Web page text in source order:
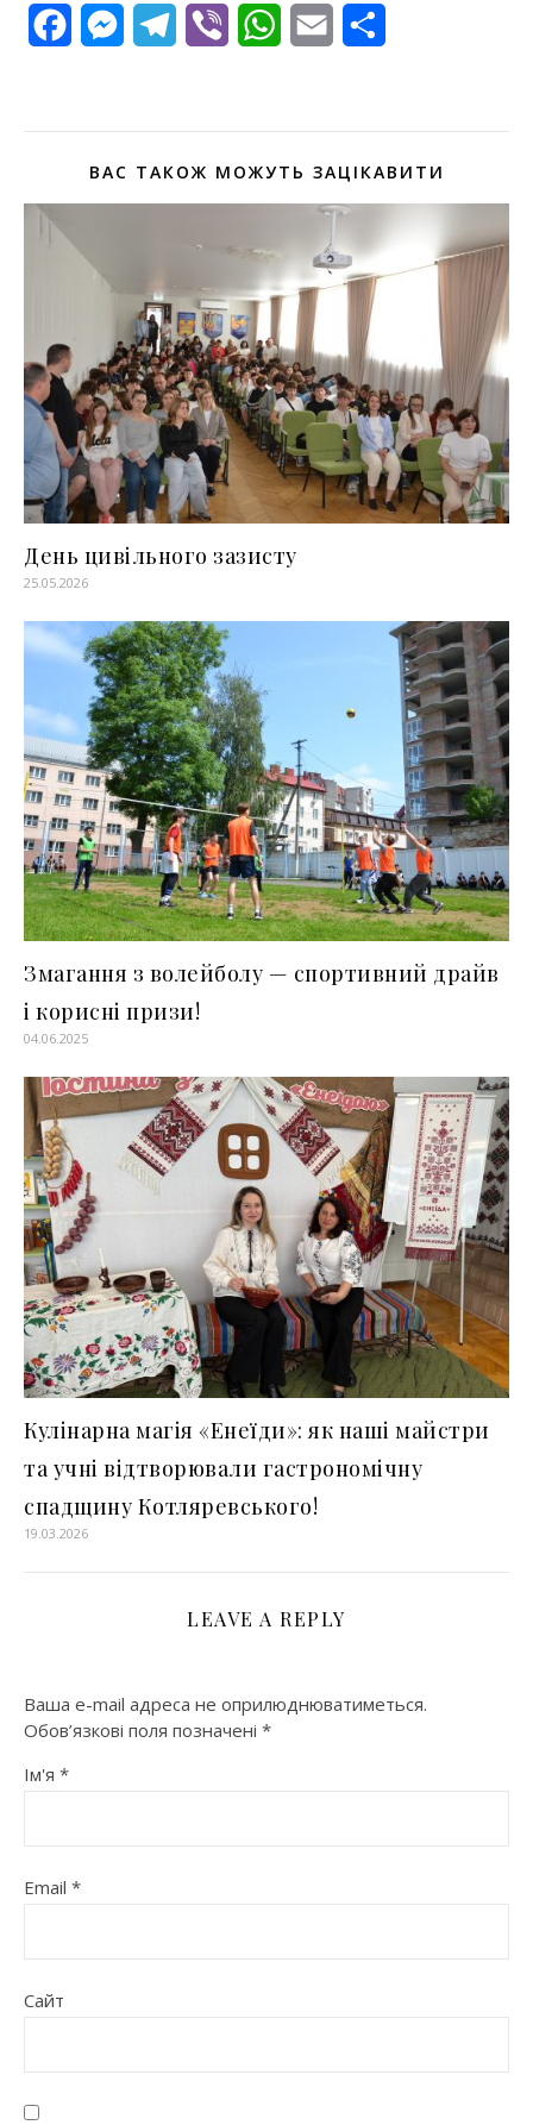
FacebookMessengerTelegram
Viber WhatsApp
Email
ВАС ТАКОЖ МОЖУТЬ ЗАЦІКАВИТИ
День цивільного зазисту
25.05.2026
Змагання з волейболу — спортивний драйв
і корисні призи!
04.06.2025
Кулінарна магія «Енеїди»: як наші майстри
та учні відтворювали гастрономічну
спадщину Котляревського!
19.03.2026
LEAVE A REPLY
Ваша e-mail адреса не оприлюднюватиметься.
Обов’язкові поля позначені *
Ім'я *
Email *
Сайт